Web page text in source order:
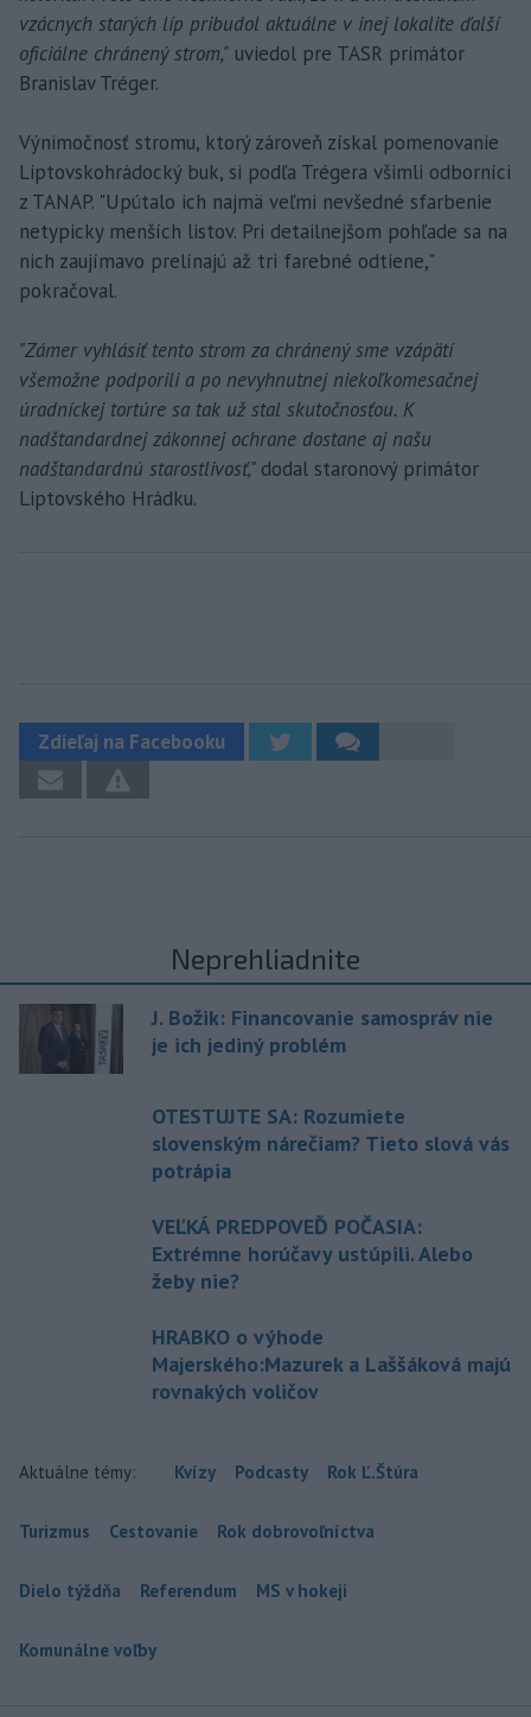
vzácnych starých líp pribudol aktuálne v inej lokalite ďalší
oficiálne chránený strom," uviedol pre TASR primátor
Branislav Tréger.
Výnimočnosť stromu, ktorý zároveň získal pomenovanie
Liptovskohrádocký buk, si podľa Trégera všimli odborníci
z TANAP. "Upútalo ich najmä veľmi nevšedné sfarbenie
netypicky menších listov. Pri detailnejšom pohľade sa na
nich zaujímavo prelínajú až tri farebné odtiene,"
pokračoval.
"Zámer vyhlásiť tento strom za chránený sme vzápätí
všemožne podporili a po nevyhnutnej niekoľkomesačnej
úradníckej tortúre sa tak už stal skutočnosťou. K
nadštandardnej zákonnej ochrane dostane aj našu
nadštandardnú starostlivosť," dodal staronový primátor
Liptovského Hrádku.
Zdieľaj na Facebooku
Neprehliadnite
J. Božik: Financovanie samospráv nie
je ich jediný problém
OTESTUJTE SA: Rozumiete
slovenským nárečiam? Tieto slová vás
potrápia
VEĽKÁ PREDPOVEĎ POČASIA:
Extrémne horúčavy ustúpili. Alebo
žeby nie?
HRABKO o výhode
Majerského:Mazurek a Laššáková majú
rovnakých voličov
Aktuálne témy: Kvízy Podcasty Rok Ľ.Štúra
Turizmus Cestovanie Rok dobrovoľníctva
Dielo týždňa Referendum MS v hokeji
Komunálne voľby